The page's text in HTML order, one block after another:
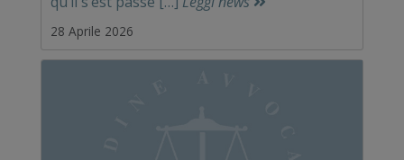
28 Aprile 2026